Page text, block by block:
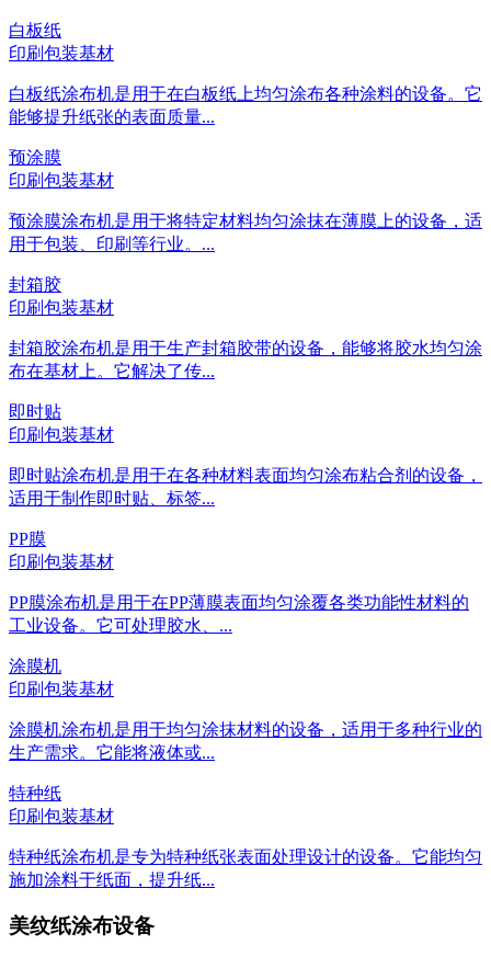
白板纸
印刷包装基材
白板纸涂布机是用于在白板纸上均匀涂布各种涂料的设备。它
能够提升纸张的表面质量...
预涂膜
印刷包装基材
预涂膜涂布机是用于将特定材料均匀涂抹在薄膜上的设备，适
用于包装、印刷等行业。...
封箱胶
印刷包装基材
封箱胶涂布机是用于生产封箱胶带的设备，能够将胶水均匀涂
布在基材上。它解决了传...
即时贴
印刷包装基材
即时贴涂布机是用于在各种材料表面均匀涂布粘合剂的设备，
适用于制作即时贴、标签...
PP膜
印刷包装基材
PP膜涂布机是用于在PP薄膜表面均匀涂覆各类功能性材料的
工业设备。它可处理胶水、...
涂膜机
印刷包装基材
涂膜机涂布机是用于均匀涂抹材料的设备，适用于多种行业的
生产需求。它能将液体或...
特种纸
印刷包装基材
特种纸涂布机是专为特种纸张表面处理设计的设备。它能均匀
施加涂料于纸面，提升纸...
美纹纸涂布设备